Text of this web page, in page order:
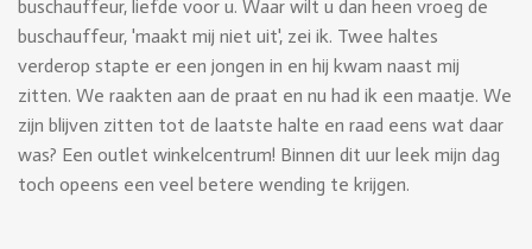
buschauffeur, liefde voor u. Waar wilt u dan heen vroeg de
buschauffeur, 'maakt mij niet uit', zei ik. Twee haltes
verderop stapte er een jongen in en hij kwam naast mij
zitten. We raakten aan de praat en nu had ik een maatje. We
zijn blijven zitten tot de laatste halte en raad eens wat daar
was? Een outlet winkelcentrum! Binnen dit uur leek mijn dag
toch opeens een veel betere wending te krijgen.